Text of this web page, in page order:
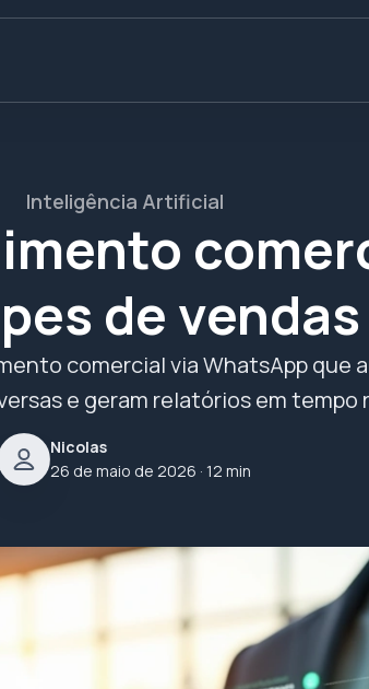
Inteligência Artificial
de vendas
comercial via WhatsApp que
e geram relatórios em tempo
Nicolas
26 de maio de 2026 · 12 min